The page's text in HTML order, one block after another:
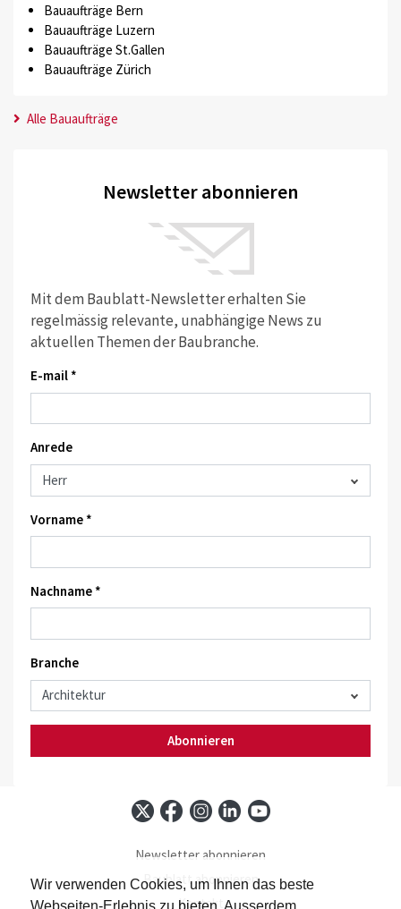
Wir verwenden Cookies, um Ihnen das beste
Bauaufträge Bern
Bauaufträge Luzern
Bauaufträge St.Gallen
Bauaufträge Zürich
Alle Bauaufträge
Newsletter abonnieren
Mit dem Baublatt-Newsletter erhalten Sie
regelmässig relevante, unabhängige News zu
aktuellen Themen der Baubranche.
E-mail *
Anrede
Vorname *
Nachname *
Branche
Abonnieren
Newsletter abonnieren
Baublatt abonnieren
Kontakt